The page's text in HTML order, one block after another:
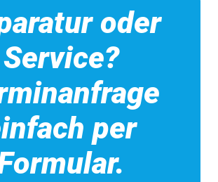
oder
Service?
per